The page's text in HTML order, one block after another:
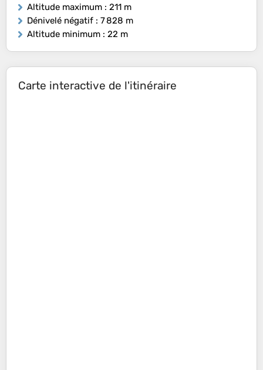
Altitude maximum : 211 m
Dénivelé négatif : 7 828 m
Altitude minimum : 22 m
Carte interactive de l'itinéraire